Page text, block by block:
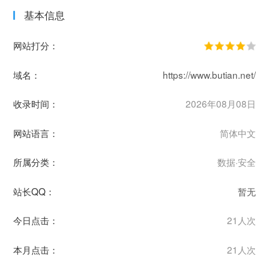
基本信息
网站打分：
域名： https://www.butian.net/
收录时间： 2026年08月08日
网站语言： 简体中文
所属分类： 数据·安全
站长QQ： 暂无
今日点击： 21人次
本月点击： 21人次